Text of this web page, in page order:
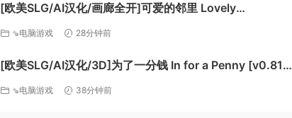
[欧美SLG/AI汉化/画廊全开]可爱的邻里 Lovely
Neighborhood v0.7.5 完整版 AI汉化版[PC+安卓/5.65G/
⇘电脑游戏 28分钟前
[欧美SLG/AI汉化/3D]为了一分钱 In for a Penny [v0.81]
AI汉化版[PC+安卓/5.47G/更新][FM/百度]
⇘电脑游戏 38分钟前